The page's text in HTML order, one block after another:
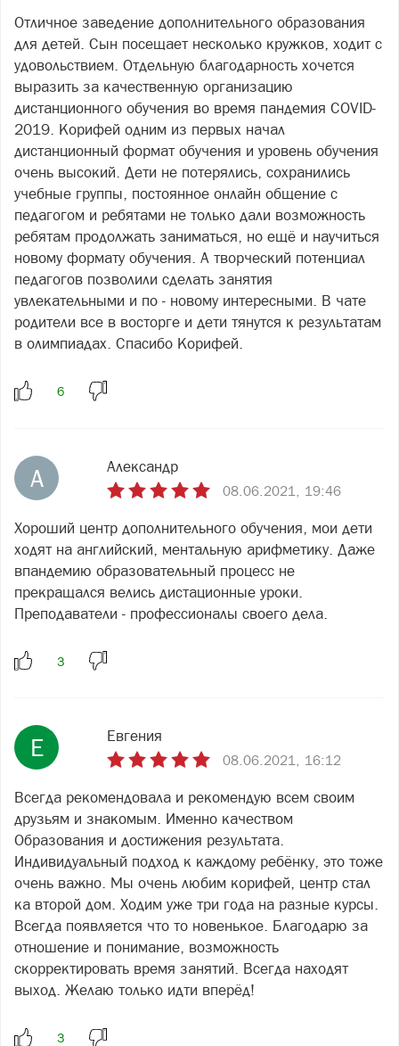
Отличное заведение дополнительного образования
для детей. Сын посещает несколько кружков, ходит с
удовольствием. Отдельную благодарность хочется
выразить за качественную организацию
дистанционного обучения во время пандемия COVID-
2019. Корифей одним из первых начал
дистанционный формат обучения и уровень обучения
очень высокий. Дети не потерялись, сохранились
учебные группы, постоянное онлайн общение с
педагогом и ребятами не только дали возможность
ребятам продолжать заниматься, но ещё и научиться
новому формату обучения. А творческий потенциал
педагогов позволили сделать занятия
увлекательными и по - новому интересными. В чате
родители все в восторге и дети тянутся к результатам
в олимпиадах. Спасибо Корифей.
А Александр
08.06.2021, 19:46
Хороший центр дополнительного обучения, мои дети
ходят на английский, ментальную арифметику. Даже
впандемию образовательный процесс не
прекращался велись дистационные уроки.
Преподаватели - профессионалы своего дела.
Е Евгения
08.06.2021, 16:12
Всегда рекомендовала и рекомендую всем своим
друзьям и знакомым. Именно качеством
Образования и достижения результата.
Индивидуальный подход к каждому ребёнку, это тоже
очень важно. Мы очень любим корифей, центр стал
ка второй дом. Ходим уже три года на разные курсы.
Всегда появляется что то новенькое. Благодарю за
отношение и понимание, возможность
скорректировать время занятий. Всегда находят
выход. Желаю только идти вперёд!